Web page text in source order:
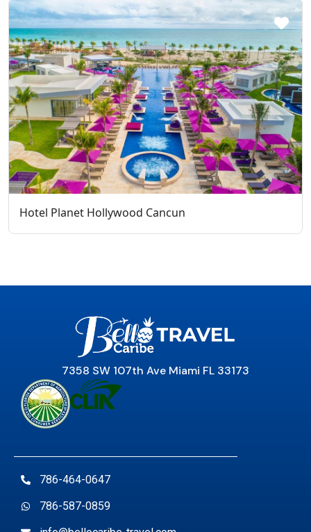
Hotel Planet Hollywood Cancun
7358 SW 107th Ave Miami FL 33173
786-464-0647
786-587-0859